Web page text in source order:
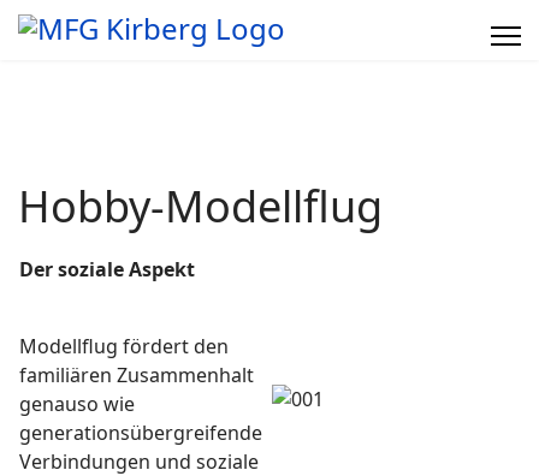
Hobby-Modellflug
Der soziale Aspekt
Modellflug fördert den
familiären Zusammenhalt
genauso wie
generationsübergreifende
Verbindungen und soziale